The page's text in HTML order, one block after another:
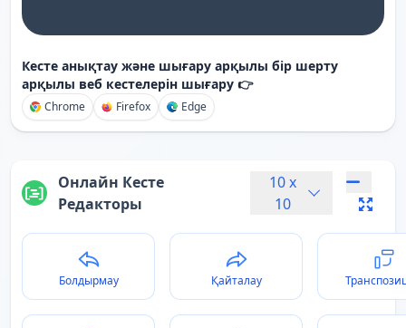
Кесте анықтау және шығару арқылы бір шерту
арқылы веб кестелерін шығару 👉
Chrome Firefox Edge
Онлайн Кесте
Редакторы
10x
10
Болдырмау Қайталау